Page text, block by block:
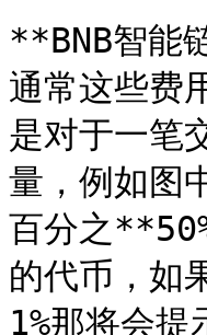
**BNB智能
通常这些费
是对于一笔
量，例如
百分之
的代币，如
1%那将会